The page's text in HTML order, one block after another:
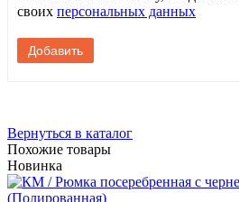
своих персональных данных
Вернуться в каталог
Похожие товары
Новинка